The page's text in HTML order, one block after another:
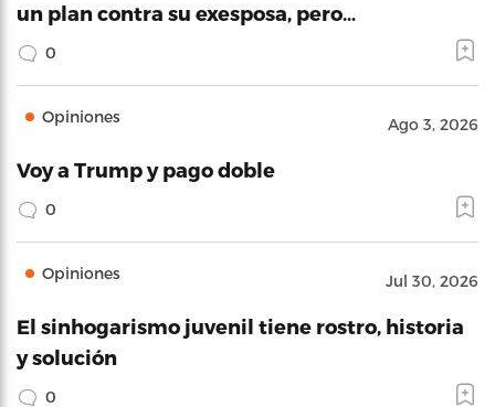
un plan contra su exesposa, pero…
0
Opiniones Ago 3, 2026
Voy a Trump y pago doble
0
Opiniones Jul 30, 2026
El sinhogarismo juvenil tiene rostro, historia
y solución
0